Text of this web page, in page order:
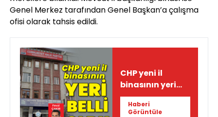
Genel Merkez tarafından Genel Başkan’a çalışma
ofisi olarak tahsis edildi.
CHP yeni il
binasının yeri
belli oldu
Haberi
Görüntüle